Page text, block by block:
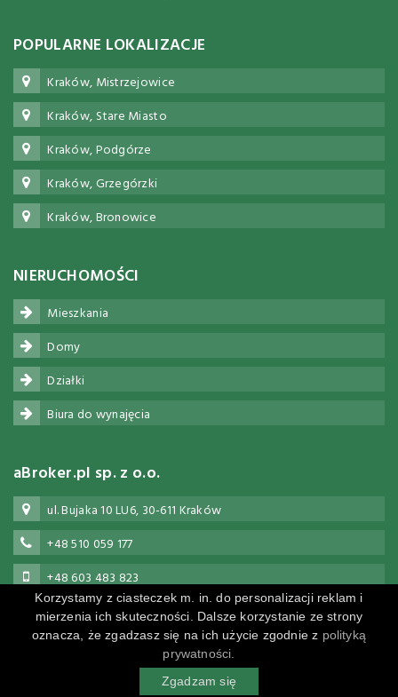
POPULARNE LOKALIZACJE
Kraków, Mistrzejowice
Kraków, Stare Miasto
Kraków, Podgórze
Kraków, Grzegórzki
Kraków, Bronowice
NIERUCHOMOŚCI
Mieszkania
Domy
Działki
Biura do wynajęcia
aBroker.pl sp. z o.o.
ul. Bujaka 10 LU6, 30-611 Kraków
+48 510 059 177
+48 603 483 823
biuro@abroker.pl
Polityka prywatności
Korzystamy z ciasteczek m. in. do personalizacji reklam i
mierzenia ich skuteczności. Dalsze korzystanie ze strony
oznacza, że zgadzasz się na ich użycie zgodnie z polityką
prywatności.
Zgadzam się